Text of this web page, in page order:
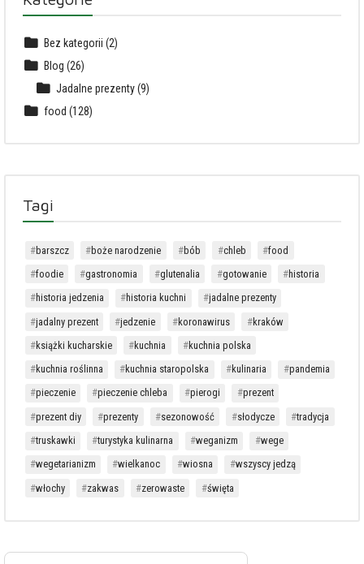
Bez kategorii (2)
Blog (26)
Jadalne prezenty(9)
food (128)
Tagi
barszcz boże narodzenie bób chleb
food
foodie
gastronomia glutenalia gotowanie
historia
historia jedzenia
historia kuchni
jadalne prezenty
jadalny prezent
jedzenie koronawirus
kraków
książki kucharskie
kuchnia
kuchnia polska
kuchnia roślinna
kuchnia staropolska kulinaria
pandemia
pieczenie
pieczenie chleba pierogi
prezent
prezent diy
prezenty sezonowość słodycze
tradycja
truskawki
turystyka kulinarna weganizm
wege
wegetarianizm
wielkanoc wiosna
wszyscy jedzą
włochy
zakwas zerowaste święta